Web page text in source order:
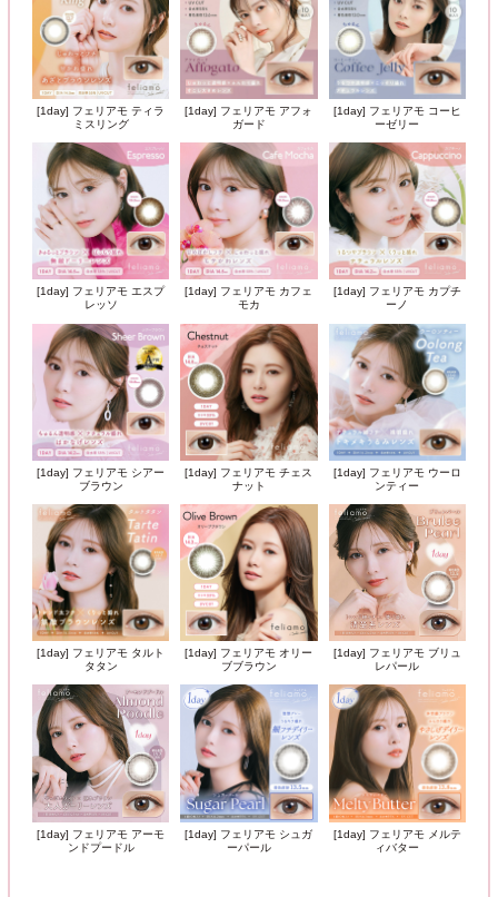
[1day] フェリアモ ティラ
ミスリング
[1day] フェリアモ アフォ
ガード
[1day] フェリアモ コーヒ
ーゼリー
[1day] フェリアモ エスプ
レッソ
[1day] フェリアモ カフェ
モカ
[1day] フェリアモ カプチ
ーノ
[1day] フェリアモ シアー
ブラウン
[1day] フェリアモ チェス
ナット
[1day] フェリアモ ウーロ
ンティー
[1day] フェリアモ タルト
タタン
[1day] フェリアモ オリー
ブブラウン
[1day] フェリアモ ブリュ
レパール
[1day] フェリアモ アーモ
ンドプードル
[1day] フェリアモ シュガ
ーパール
[1day] フェリアモ メルテ
ィバター